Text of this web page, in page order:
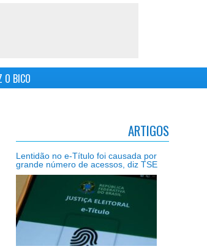
O BICO
ARTIGOS
Lentidão no e-Título foi causada por
grande número de acessos, diz TSE